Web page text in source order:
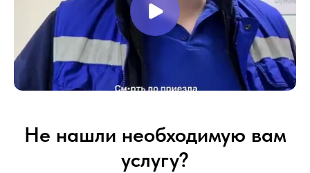
Не нашли необходимую вам
услугу?